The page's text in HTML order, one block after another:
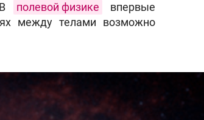
полевой физике
впервые
между телами возможно